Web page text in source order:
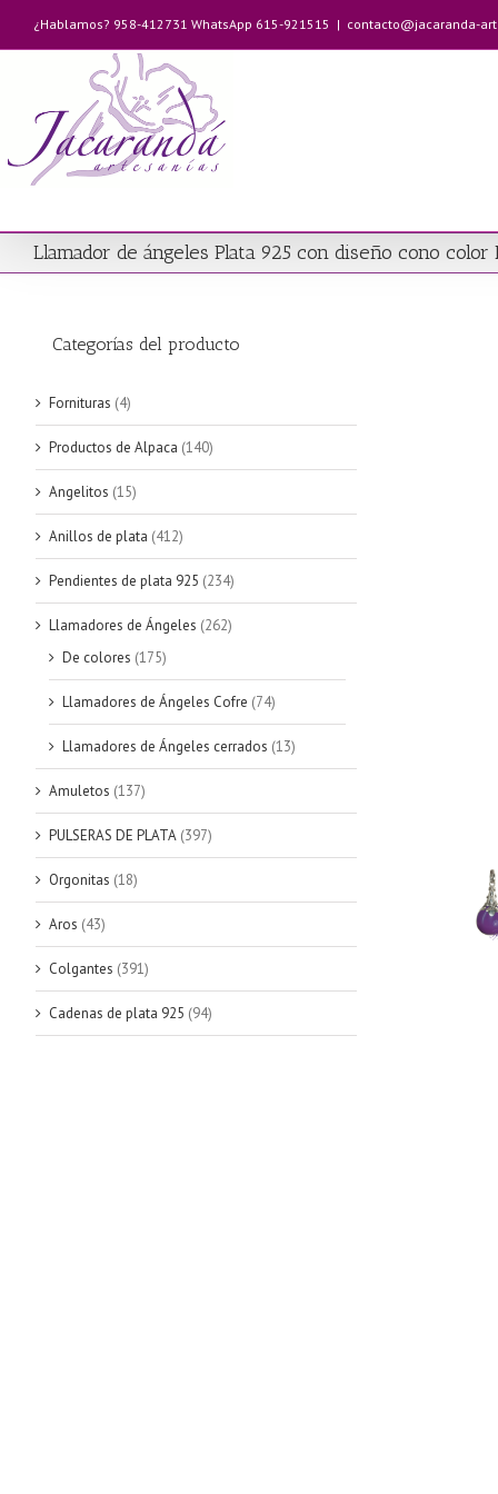
contenido
¿Hablamos? 958-412731 WhatsApp 615-921515 | contacto@jacaranda-
Llamador de ángeles Plata 925 con diseño cono
Categorías del producto
Fornituras (4)
Productos de Alpaca (140)
Angelitos (15)
Anillos de plata (412)
Pendientes de plata 925 (234)
Llamadores de Ángeles (262)
De colores (175)
Llamadores de Ángeles Cofre (74)
Llamadores de Ángeles cerrados (13)
Amuletos (137)
PULSERAS DE PLATA (397)
Orgonitas (18)
Aros (43)
Colgantes (391)
Cadenas de plata 925 (94)